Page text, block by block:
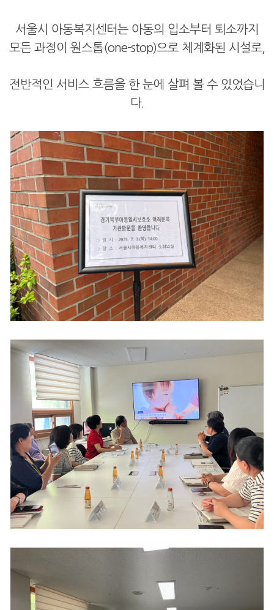
서울시 아동복지센터는 아동의 입소부터 퇴소까지
모든 과정이 원스톱(one-stop)으로 체계화된 시설로,
전반적인 서비스 흐름을 한 눈에 살펴 볼 수 있었습니
다.